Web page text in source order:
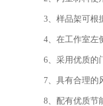
3、样品
4、在工作
6、采用优质的
7、具有合理的
8、配有优质节